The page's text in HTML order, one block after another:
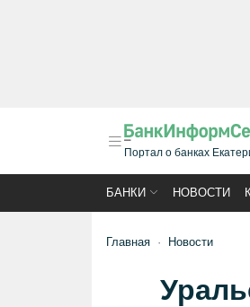
Портал о банках
БАНКИ НОВОСТИ
Главная Новости